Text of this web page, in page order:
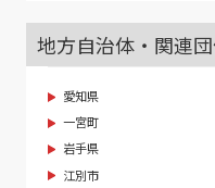
地方自治体・関連
愛知県
一宮町
岩手県
江別市